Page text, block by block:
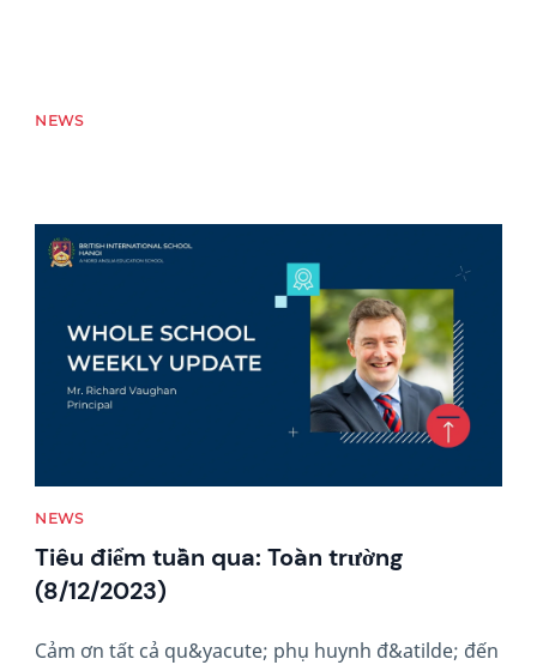
NEWS
News image
NEWS
Tiêu điểm tuần qua: Toàn trường
(8/12/2023)
Cảm ơn tất cả qu&yacute; phụ huynh đ&atilde; đến